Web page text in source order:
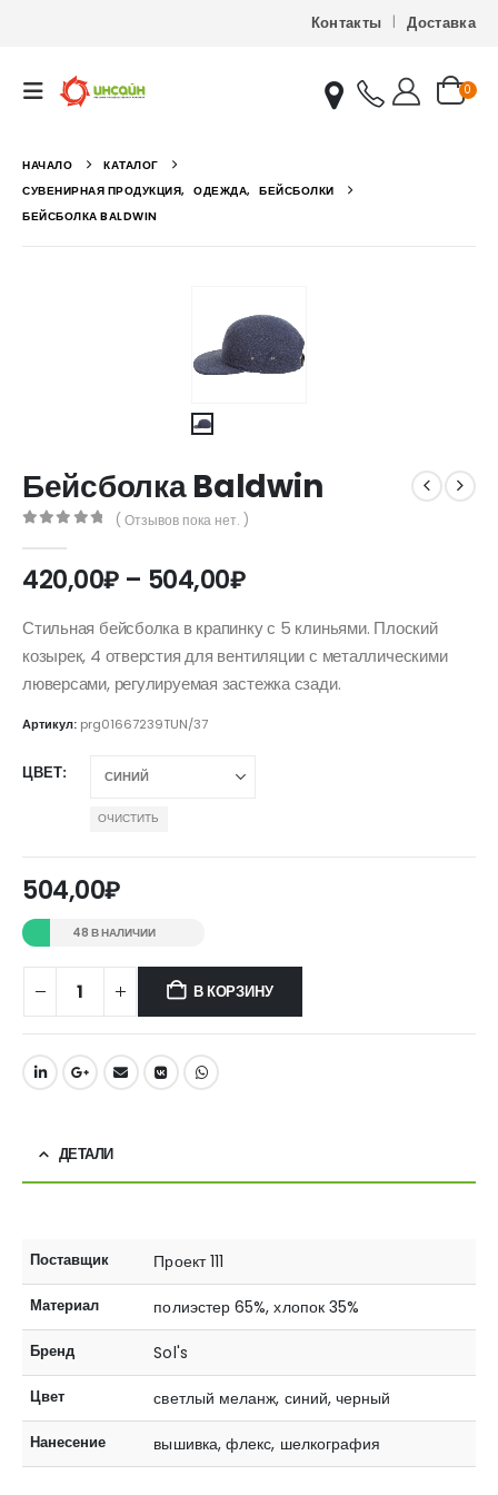
Контакты Доставка
0
НАЧАЛО
КАТАЛОГ
СУВЕНИРНАЯ ПРОДУКЦИЯ, ОДЕЖДА, БЕЙСБОЛКИ
БЕЙСБОЛКА BALDWIN
Бейсболка Baldwin
( Отзывов пока нет. )
420,00₽ – 504,00₽Диапазон
420,00₽
–
504,00₽
Стильная бейсболка в крапинку с 5 клиньями. Плоский
козырек, 4 отверстия для вентиляции с металлическими
люверсами, регулируемая застежка сзади.
Артикул: prg01667239TUN/37
ЦВЕТ
ОЧИСТИТЬ
504,00₽
48 В НАЛИЧИИ
В КОРЗИНУ
ДЕТАЛИ
Поставщик Проект 111
Материал полиэстер 65%, хлопок 35%
Бренд Sol's
Цвет светлый меланж, синий, черный
Нанесение вышивка, флекс, шелкография